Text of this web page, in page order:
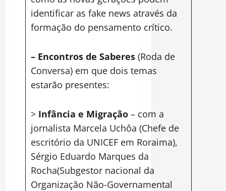
identificar as fake news através da
formação do pensamento crítico.
– Encontros de Saberes (Roda de
Conversa) em que dois temas
estarão presentes:
> Infância e Migração – com a
jornalista Marcela Uchôa (Chefe de
escritório da UNICEF em Roraima),
Sérgio Eduardo Marques da
Rocha(Subgestor nacional da
Organização Não-Governamental